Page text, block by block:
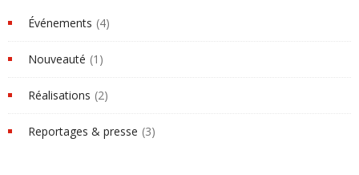
Événements (4)
Nouveauté (1)
Réalisations (2)
Reportages & presse (3)